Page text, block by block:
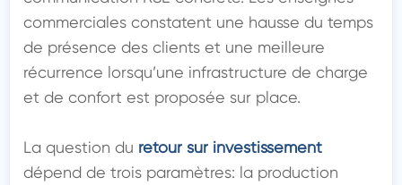
commerciales constatent une hausse du temps
de présence des clients et une meilleure
récurrence lorsqu’une infrastructure de charge
et de confort est proposée sur place.
La question du retour sur investissement
dépend de trois paramètres: la production